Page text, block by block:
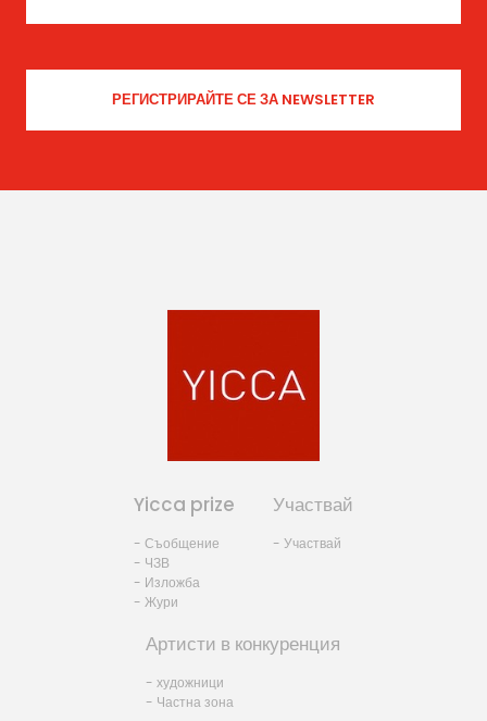
Yicca prize
- Съобщение
- ЧЗВ
- Изложба
- Жури
Участвай
- Участвай
Артисти в конкуренция
- художници
- Частна зона